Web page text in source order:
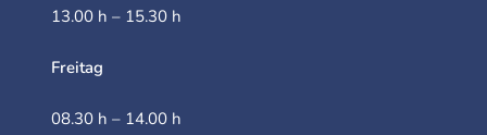
13.00 h – 15.30 h
Freitag
08.30 h – 14.00 h